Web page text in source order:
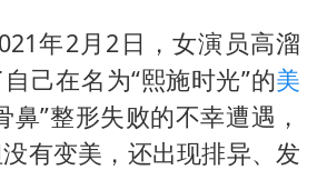
年2月2日，女演员高溜
己在名为“熙施时光”的美
鼻”整形失败的不幸遭遇，
有变美，还出现排异、发